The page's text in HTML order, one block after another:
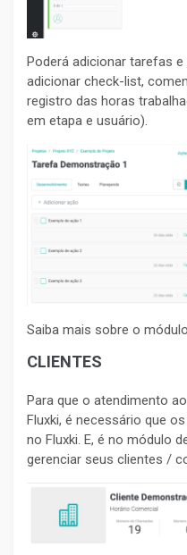
Poderá adicionar tarefas
adicionar check-list,
registro das horas
em etapa e usuário).
Saiba mais sobre o
CLIENTES
Para que o atendimento
Fluxki, é necessário que
no Fluxki. E, é no módulo
gerenciar seus clientes /